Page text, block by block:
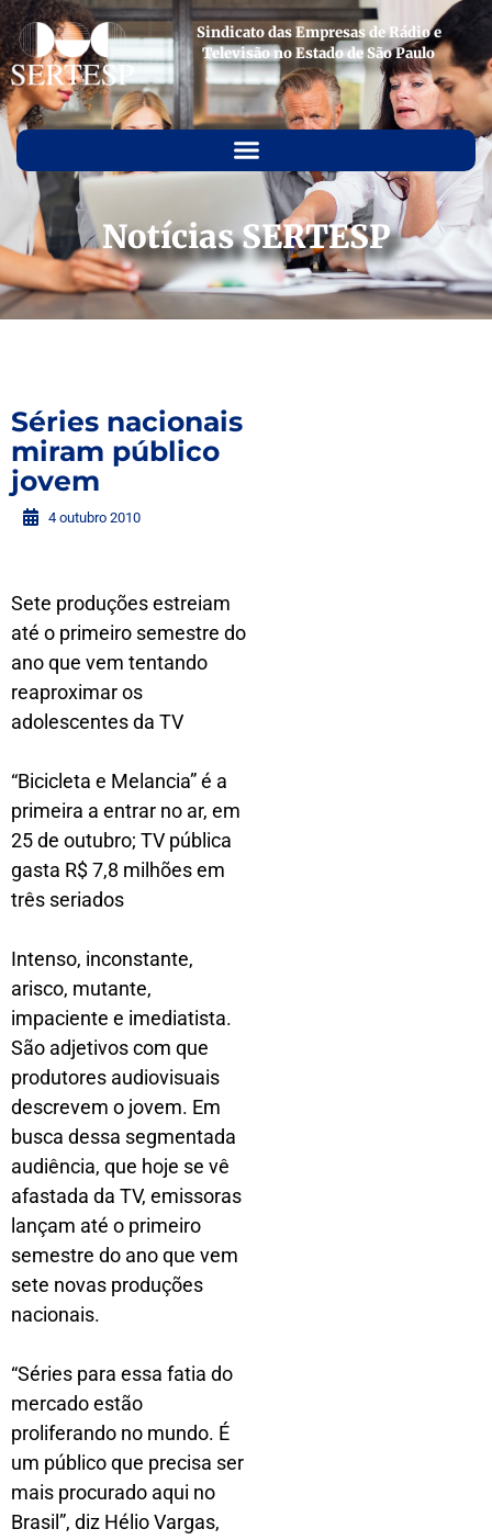
Sindicato das Empresas de Rádio e
Televisão no Estado de São Paulo
Notícias SERTESP
Séries nacionais
miram público
jovem
4 outubro 2010
Sete produções estreiam
até o primeiro semestre do
ano que vem tentando
reaproximar os
adolescentes da TV
“Bicicleta e Melancia” é a
primeira a entrar no ar, em
25 de outubro; TV pública
gasta R$ 7,8 milhões em
três seriados
Intenso, inconstante,
arisco, mutante,
impaciente e imediatista.
São adjetivos com que
produtores audiovisuais
descrevem o jovem. Em
busca dessa segmentada
audiência, que hoje se vê
afastada da TV, emissoras
lançam até o primeiro
semestre do ano que vem
sete novas produções
nacionais.
“Séries para essa fatia do
mercado estão
proliferando no mundo. É
um público que precisa ser
mais procurado aqui no
Brasil”, diz Hélio Vargas,